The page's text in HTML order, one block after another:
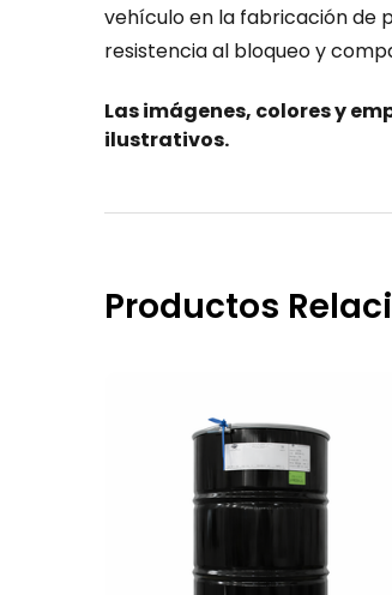
vehículo en la fabricación de
resistencia al bloqueo y
Las imágenes, colores y
ilustrativos.
Productos